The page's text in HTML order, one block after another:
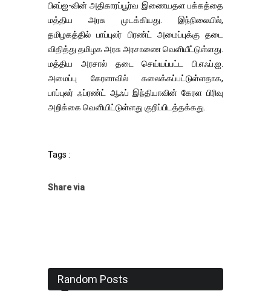
பிஎப்ஐ-வின் அதிகாரப்பூர்வ இணையதள பக்கத்தை
மத்திய அரசு முடக்கியது. இந்நிலையில்,
தமிழகத்தில் பாப்புலர் பிரண்ட் அமைப்புக்கு தடை
விதித்து தமிழக அரசு அரசாணை வெளியீட்டுள்ளது.
மத்திய அரசால் தடை செய்யப்பட்ட பி.எஃப்.ஐ.
அமைப்பு கேரளாவில் கலைக்கப்பட்டுள்ளதாக,
பாப்புலர் ஃப்ரண்ட் ஆஃப் இந்தியாவின் கேரள பிரிவு
அறிக்கை வெளியிட்டுள்ளது குறிப்பிடத்தக்கது.
Tags :
Share via
Random Posts